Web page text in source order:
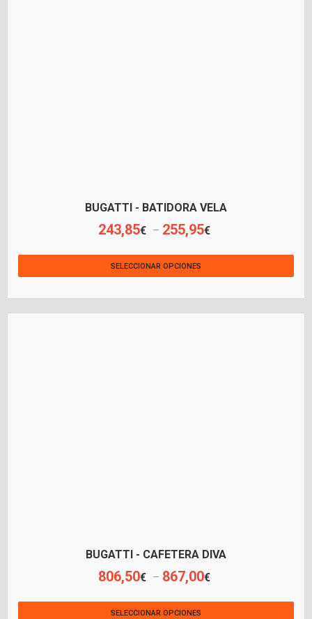
BUGATTI - BATIDORA VELA
243,85€ – 255,95€
SELECCIONAR OPCIONES
BUGATTI - CAFETERA DIVA
806,50€ – 867,00€
SELECCIONAR OPCIONES